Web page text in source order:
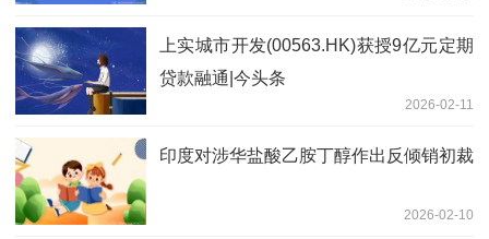
上实城市开发(00563.HK)获授9亿元定期
贷款融通|今头条
2026-02-11
印度对涉华盐酸乙胺丁醇作出反倾销初裁
2026-02-10